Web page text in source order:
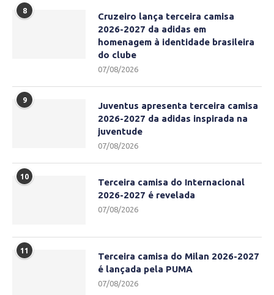
8
Cruzeiro lança terceira camisa
2026-2027 da adidas em
homenagem à identidade brasileira
do clube
07/08/2026
9
Juventus apresenta terceira camisa
2026-2027 da adidas inspirada na
juventude
07/08/2026
10
Terceira camisa do Internacional
2026-2027 é revelada
07/08/2026
11
Terceira camisa do Milan 2026-2027
é lançada pela PUMA
07/08/2026